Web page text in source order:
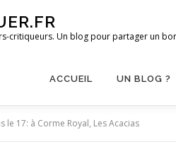
critiqueurs. Un blog pour partager un
ACCUEIL UN BLOG ?
le 17: à Corme Royal, Les Acacias